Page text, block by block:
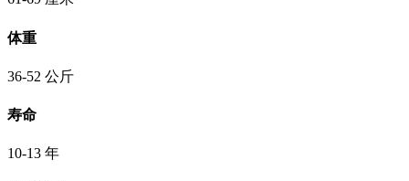
体重
36-52 公斤
寿命
10-13 年